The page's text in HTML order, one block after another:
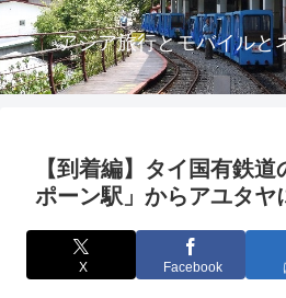
アジア旅行とモバイルと
【到着編】タイ国有鉄
ポーン駅」からアユタヤ
X Facebook